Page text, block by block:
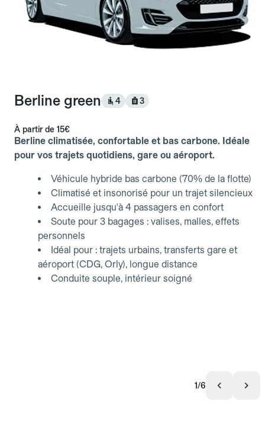
Berline green 4 3
À partir de 15€
Berline climatisée, confortable et bas carbone. Idéale
pour vos trajets quotidiens, gare ou aéroport.
Véhicule hybride bas carbone (70% de la flotte)
Climatisé et insonorisé pour un trajet silencieux
Accueille jusqu'à 4 passagers en confort
Soute pour 3 bagages : valises, malles, effets
personnels
Idéal pour : trajets urbains, transferts gare et
aéroport (CDG, Orly), longue distance
Conduite souple, intérieur soigné
1/6